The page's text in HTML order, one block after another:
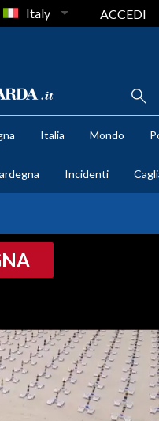
Italy ACCEDI
Italia Mondo
Incidenti